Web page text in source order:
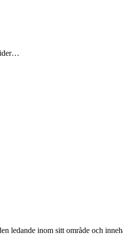
ledande inom sitt område och